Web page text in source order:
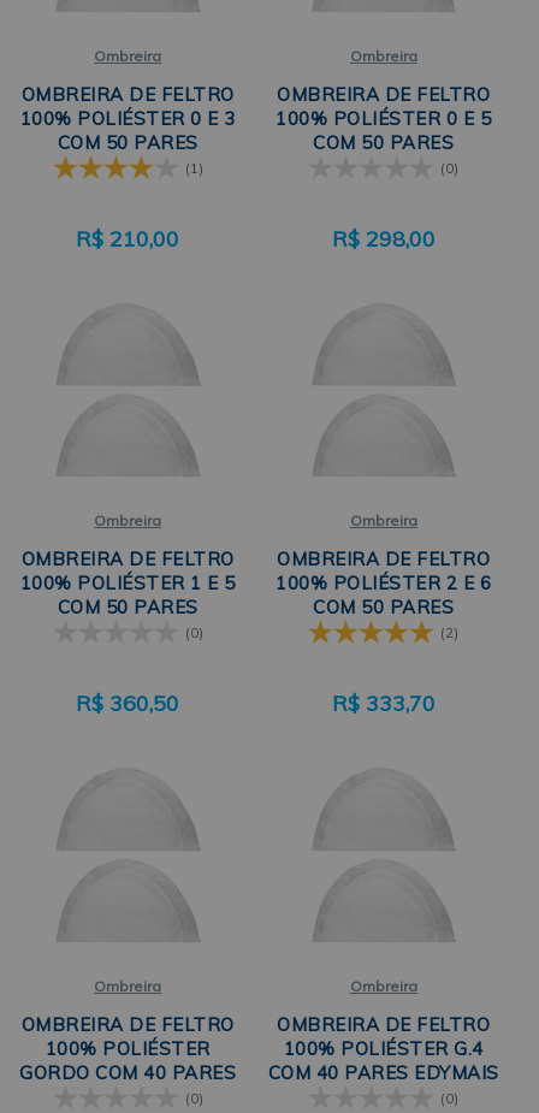
Ombreira
OMBREIRA DE FELTRO
100% POLIÉSTER 0 E 3
COM 50 PARES
PEGORARI
(1)
R$ 210,00
Ombreira
OMBREIRA DE FELTRO
100% POLIÉSTER 0 E 5
COM 50 PARES
(0)
R$ 298,00
Ombreira
OMBREIRA DE FELTRO
100% POLIÉSTER 1 E 5
COM 50 PARES
(0)
R$ 360,50
Ombreira
OMBREIRA DE FELTRO
100% POLIÉSTER 2 E 6
COM 50 PARES
PEGORARI (2)
R$ 333,70
Ombreira
OMBREIRA DE FELTRO
100% POLIÉSTER
GORDO COM 40 PARES
(0)
Ombreira
OMBREIRA DE FELTRO
100% POLIÉSTER G.4
COM 40 PARES EDYMAIS
(0)